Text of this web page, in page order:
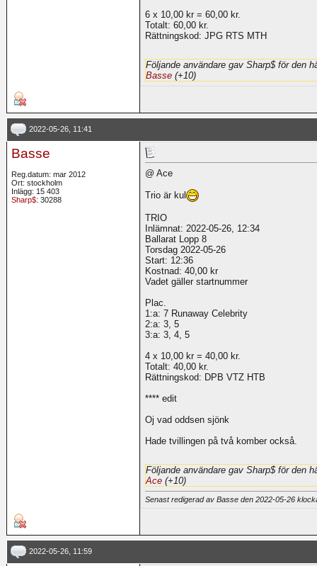
6 x 10,00 kr = 60,00 kr.
Totalt: 60,00 kr.
Rättningskod: JPG RTS MTH
Följande användare gav Sharp$ för den
Basse (+10)
2022-05-26, 11:41
Basse
Reg.datum: mar 2012
Ort: stockholm
Inlägg: 15 403
Sharp$: 30288
@ Ace
Trio är kul
TRIO
Inlämnat: 2022-05-26, 12:34
Ballarat Lopp 8
Torsdag 2022-05-26
Start: 12:36
Kostnad: 40,00 kr
Vadet gäller startnummer
Plac.
1:a: 7 Runaway Celebrity
2:a: 3, 5
3:a: 3, 4, 5
4 x 10,00 kr = 40,00 kr.
Totalt: 40,00 kr.
Rättningskod: DPB VTZ HTB
**** edit
Oj vad oddsen sjönk
Hade tvillingen på två komber också.
Följande användare gav Sharp$ för den
Ace (+10)
Senast redigerad av Basse den 2022-05-26
2022-05-26, 11:59